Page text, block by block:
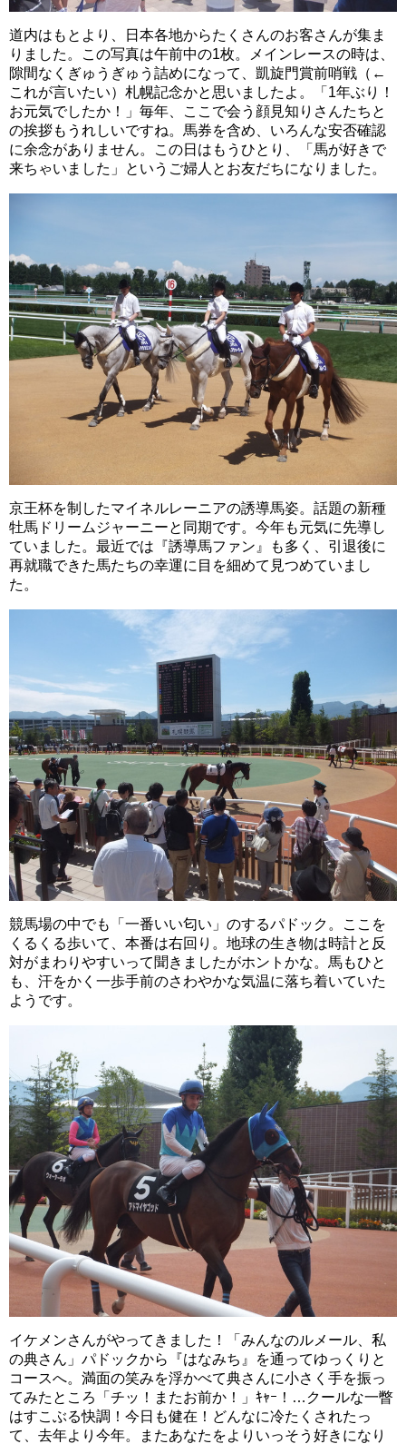
道内はもとより、日本各地からたくさんのお客さんが集ま
りました。この写真は午前中の1枚。メインレースの時は、
隙間なくぎゅうぎゅう詰めになって、凱旋門賞前哨戦（←
これが言いたい）札幌記念かと思いましたよ。「1年ぶり！
お元気でしたか！」毎年、ここで会う顔見知りさんたちと
の挨拶もうれしいですね。馬券を含め、いろんな安否確認
に余念がありません。この日はもうひとり、「馬が好きで
来ちゃいました」というご婦人とお友だちになりました。
京王杯を制したマイネルレーニアの誘導馬姿。話題の新種
牡馬ドリームジャーニーと同期です。今年も元気に先導し
ていました。最近では『誘導馬ファン』も多く、引退後に
再就職できた馬たちの幸運に目を細めて見つめていまし
た。
競馬場の中でも「一番いい匂い」のするパドック。ここを
くるくる歩いて、本番は右回り。地球の生き物は時計と反
対がまわりやすいって聞きましたがホントかな。馬もひと
も、汗をかく一歩手前のさわやかな気温に落ち着いていた
ようです。
イケメンさんがやってきました！「みんなのルメール、私
の典さん」パドックから『はなみち』を通ってゆっくりと
コースへ。満面の笑みを浮かべて典さんに小さく手を振っ
てみたところ「チッ！またお前か！」ｷｬｰ！…クールな一瞥
はすこぶる快調！今日も健在！どんなに冷たくされたっ
て、去年より今年。またあなたをよりいっそう好きになり